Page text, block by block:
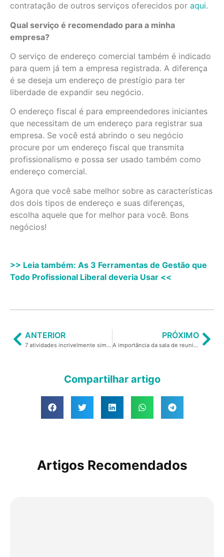
contratação de outros serviços oferecidos por aqui.
Qual serviço é recomendado para a minha
empresa?
O serviço de endereço comercial também é indicado
para quem já tem a empresa registrada. A diferença
é se deseja um endereço de prestígio para ter
liberdade de expandir seu negócio.
O endereço fiscal é para empreendedores iniciantes
que necessitam de um endereço para registrar sua
empresa. Se você está abrindo o seu negócio
procure por um endereço fiscal que transmita
profissionalismo e possa ser usado também como
endereço comercial.
Agora que você sabe melhor sobre as características
dos dois tipos de endereço e suas diferenças,
escolha aquele que for melhor para você. Bons
negócios!
>> Leia também: As 3 Ferramentas de Gestão que
Todo Profissional Liberal deveria Usar <<
ANTERIOR
7 atividades incrivelmente simples que alimentam a sua criatividade!
PRÓXIMO
A importância da sala de reunião no sucesso do seu negócio
Compartilhar artigo
Artigos Recomendados